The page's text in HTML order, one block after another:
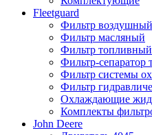
Fleetguard
Фильтр воздушный
Фильтр масляный
Фильтр топливный
Фильтр-сепаратор
Фильтр системы
Фильтр
Охлаждающие
Комплекты
John Deere